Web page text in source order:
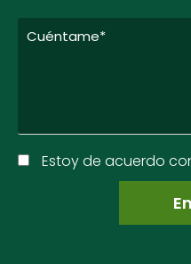
Estoy de acuerdo